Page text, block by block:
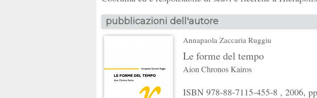
pubblicazioni dell'autore
Annapaola Zaccaria Ruggiu
Le forme del tempo
Aion Chronos Kairos
ISBN 978-88-7115-455-8 , 2006,